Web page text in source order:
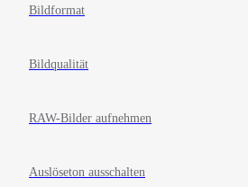
Bildformat
Bildqualität
RAW-Bilder aufnehmen
Auslöseton ausschalten